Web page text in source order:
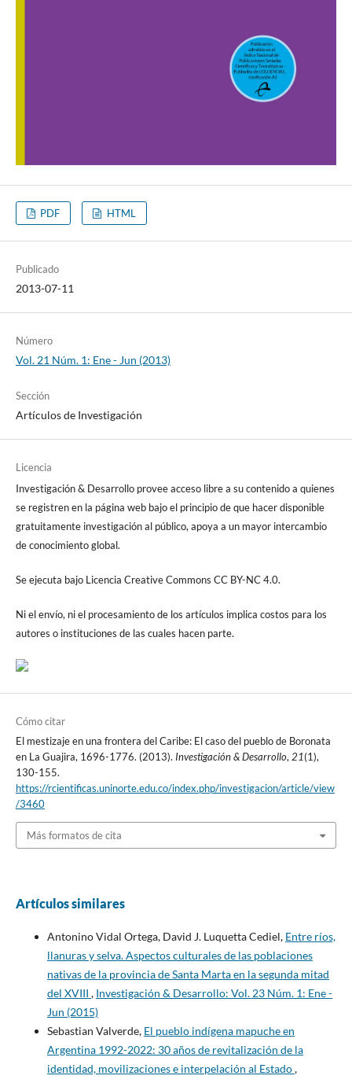
PDF HTML
Publicado
2013-07-11
Número
Vol. 21 Núm. 1: Ene - Jun (2013)
Sección
Artículos de Investigación
Licencia
Investigación & Desarrollo provee acceso libre a su contenido a quienes
se registren en la página web bajo el principio de que hacer disponible
gratuitamente investigación al público, apoya a un mayor intercambio
de conocimiento global.
Se ejecuta bajo Licencia Creative Commons CC BY-NC 4.0.
Ni el envío, ni el procesamiento de los artículos implica costos para los
autores o instituciones de las cuales hacen parte.
Cómo citar
El mestizaje en una frontera del Caribe: El caso del pueblo de Boronata
en La Guajira, 1696-1776. (2013). Investigación & Desarrollo, 21(1),
130-155.
https://rcientificas.uninorte.edu.co/index.php/investigacion/article/view
/3460
Más formatos de cita
Artículos similares
Antonino Vidal Ortega, David J. Luquetta Cediel, Entre ríos,
llanuras y selva. Aspectos culturales de las poblaciones
nativas de la provincia de Santa Marta en la segunda mitad
del XVIII , Investigación & Desarrollo: Vol. 23 Núm. 1: Ene -
Jun (2015)
Sebastian Valverde, El pueblo indígena mapuche en
Argentina 1992-2022: 30 años de revitalización de la
identidad, movilizaciones e interpelación al Estado,